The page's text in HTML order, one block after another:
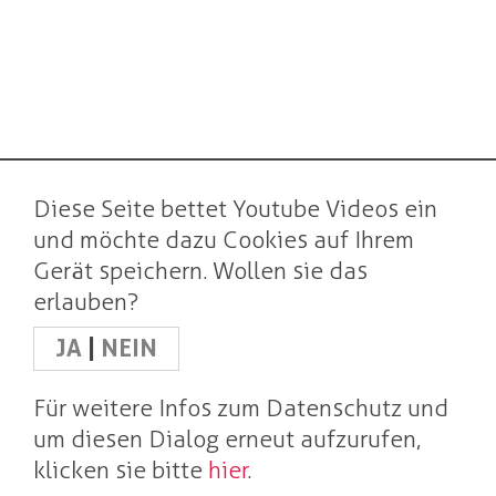
Diese Seite bettet Youtube Videos ein
und möchte dazu Cookies auf Ihrem
Gerät speichern. Wollen sie das
erlauben?
JA
NEIN
Für weitere Infos zum Datenschutz und
um diesen Dialog erneut aufzurufen,
klicken sie bitte hier.